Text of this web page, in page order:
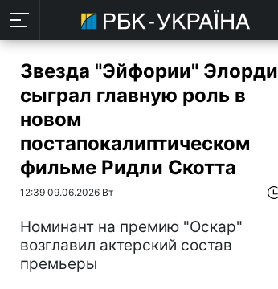
Звезда "Эйфории" Элорди
сыграл главную роль в
новом
постапокалиптическом
фильме Ридли Скотта
12:39 09.06.2026 Вт
Номинант на премию "Оскар"
возглавил актерский состав
премьеры